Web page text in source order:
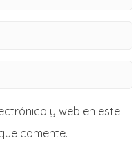
y web en este
comente.